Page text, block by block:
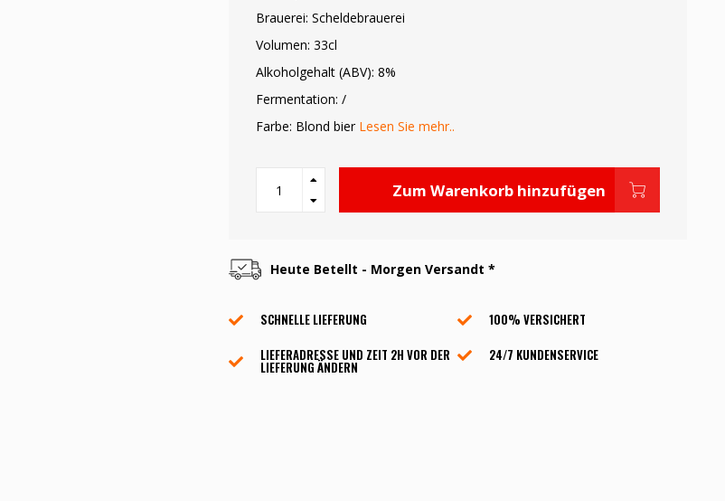
Brauerei: Scheldebrauerei
Volumen: 33cl
Alkoholgehalt (ABV): 8%
Fermentation: /
Farbe: Blond bier Lesen Sie mehr..
Zum Warenkorb hinzufügen
Heute Betellt - Morgen Versandt *
SCHNELLE LIEFERUNG
100% VERSICHERT
LIEFERADRESSE UND ZEIT 2H VOR DER
LIEFERUNG ÄNDERN
24/7 KUNDENSERVICE